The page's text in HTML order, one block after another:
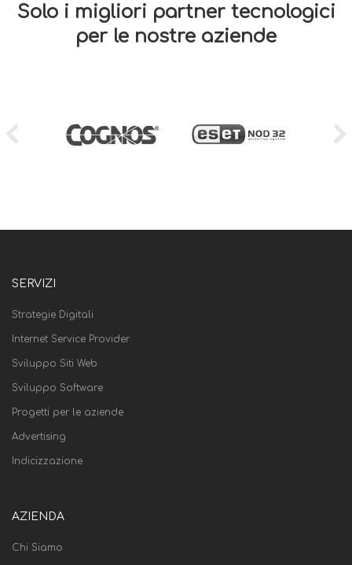
Solo i migliori partner tecnologici
per le nostre aziende
SERVIZI
Strategie Digitali
Internet Service Provider
Sviluppo Siti Web
Sviluppo Software
Progetti per le aziende
Advertising
Indicizzazione
AZIENDA
Chi Siamo